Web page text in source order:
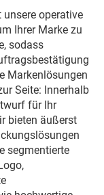
operative
Ihrer Marke zu
sodass
Markenlösungen
Seite: Innerhalb
für Ihr
bieten äußerst
segmentierte